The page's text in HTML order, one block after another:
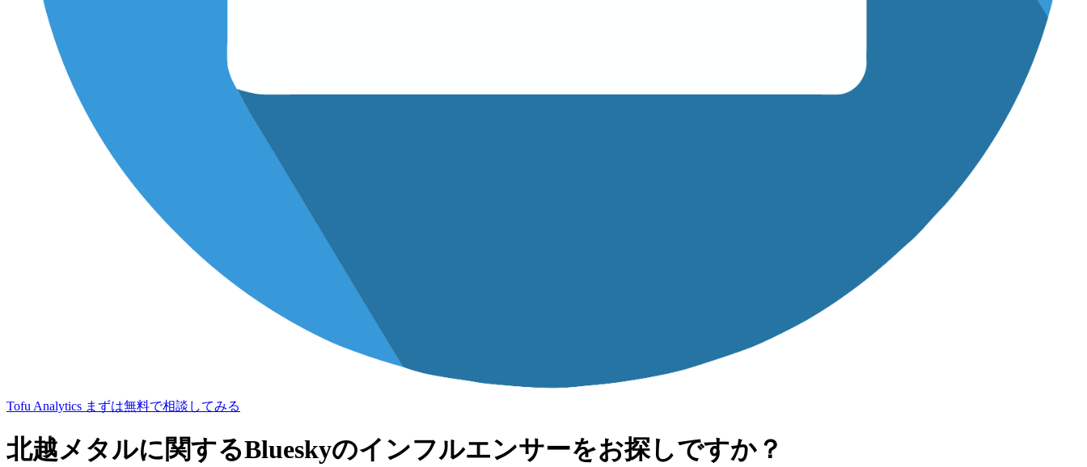
Tofu Analytics まずは無料で相談してみる
北越メタルに関するBlueskyのインフルエンサーをお探しですか？